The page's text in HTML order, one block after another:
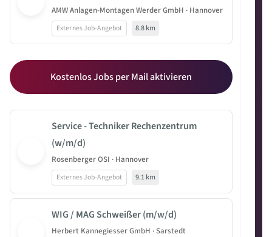
AMW Anlagen-Montagen Werder GmbH · Hannover
Externes Job-Angebot 8.8 km
Kostenlos Jobs per Mail aktivieren
Service - Techniker Rechenzentrum
(w/m/d)
Rosenberger OSI · Hannover
Externes Job-Angebot 9.1 km
WIG / MAG Schweißer (m/w/d)
Herbert Kannegiesser GmbH · Sarstedt